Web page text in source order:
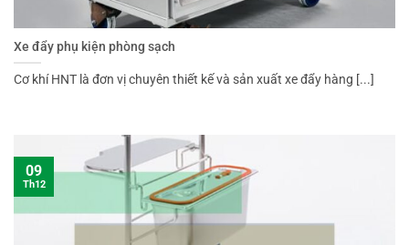
Xe đẩy phụ kiện phòng sạch
Cơ khí HNT là đơn vị chuyên thiết kế và sản xuất xe đẩy hàng [...]
09
Th12